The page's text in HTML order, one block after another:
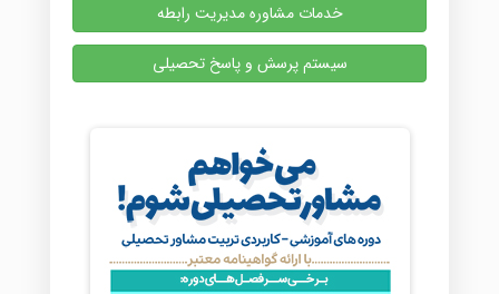
خدمات مشاوره مدیریت رابطه
سیستم پرسش و پاسخ تحصیلی